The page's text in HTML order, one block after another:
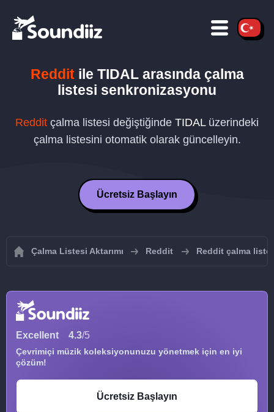
Redditile TIDALarasında çalma
listesi senkronizasyonu
Reddit çalma listesi değiştiğinde TIDALüzerindeki
çalma listesini otomatik olarak güncelleyin.
Ücretsiz Başlayın
Çalma Listesi Aktarımı Reddit Reddit çalma
Excellent 4.3/5
Çevrimiçi müzik koleksiyonunuzu yönetmek için en iyi
çözüm!
Ücretsiz Başlayın